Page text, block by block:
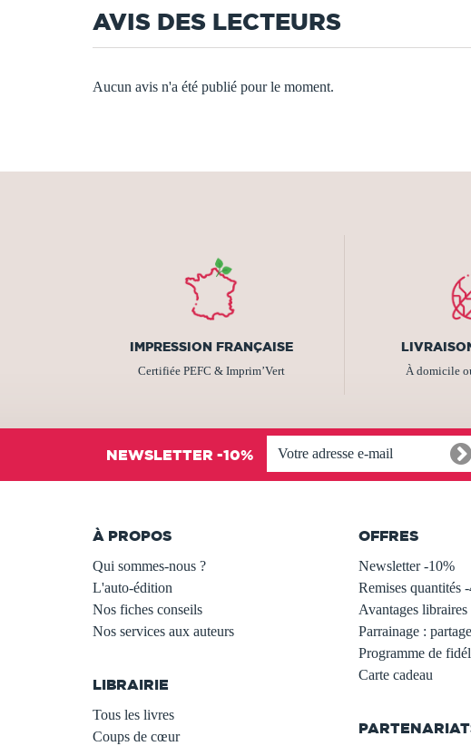
AVIS DES LECTEURS
Aucun avis n'a été publié pour le moment.
IMPRESSION FRANÇAISE
Certifiée PEFC & Imprim’Vert À domicile
NEWSLETTER -10%
À PROPOS
Qui sommes-nous ?
L'auto-édition
Nos fiches conseils
Nos services aux auteurs
LIBRAIRIE
Tous les livres
Coups de cœur
OFFRES
Newsletter -10%
Remises quantités
Avantages
Parrainage :
Programme de
Carte cadeau